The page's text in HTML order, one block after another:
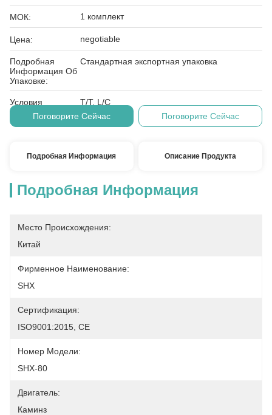
МОК: 1 комплект
Цена: negotiable
Подробная
Информация Об
Упаковке:
Стандартная экспортная упаковка
Условия
Оплаты:
T/T, L/C
Поговорите Сейчас
Поговорите Сейчас
Подробная Информация Описание Продукта
Подробная Информация
Место Происхождения:
Китай
Фирменное Наименование:
SHX
Сертификация:
ISO9001:2015, CE
Номер Модели:
SHX-80
Двигатель:
Каминз